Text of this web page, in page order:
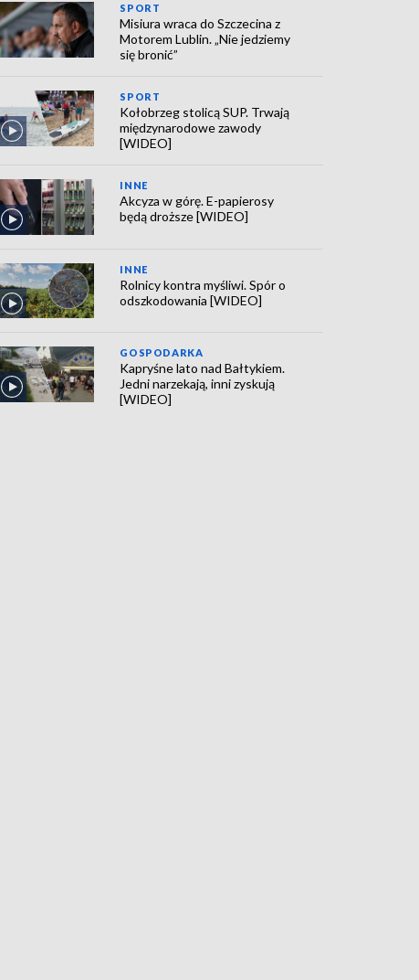
SPORT
Misiura wraca do Szczecina z
Motorem Lublin. „Nie jedziemy
się bronić”
SPORT
Kołobrzeg stolicą SUP. Trwają
międzynarodowe zawody
[WIDEO]
INNE
Akcyza w górę. E-papierosy
będą droższe [WIDEO]
INNE
Rolnicy kontra myśliwi. Spór o
odszkodowania [WIDEO]
GOSPODARKA
Kapryśne lato nad Bałtykiem.
Jedni narzekają, inni zyskują
[WIDEO]